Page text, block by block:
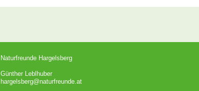
Naturfreunde Hargelsberg
Günther Leblhuber
hargelsberg@naturfreunde.at